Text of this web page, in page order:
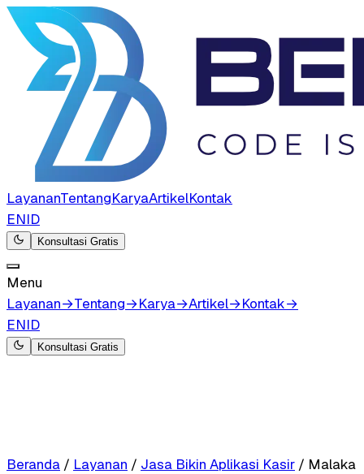
LayananTentangKaryaArtikelKontak
ENID
Konsultasi Gratis
Menu
Layanan→Tentang→Karya→Artikel→Kontak→
ENID
Konsultasi Gratis
Beranda / Layanan / Jasa Bikin Aplikasi Kasir / Malaka